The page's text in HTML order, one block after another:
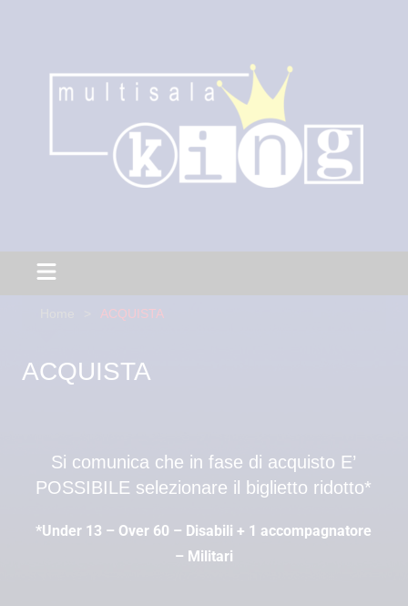
ACQUISTA
ACQUISTA
Si comunica che in fase di acquisto E’
POSSIBILE selezionare il biglietto ridotto*
*Under 13 – Over 60 – Disabili + 1 accompagnatore
– Militari